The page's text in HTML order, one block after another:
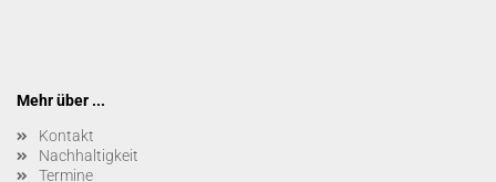
Mehr über ...
Kontakt
Nachhaltigkeit
Termine